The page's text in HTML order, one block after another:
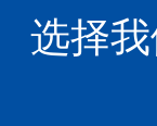
选择